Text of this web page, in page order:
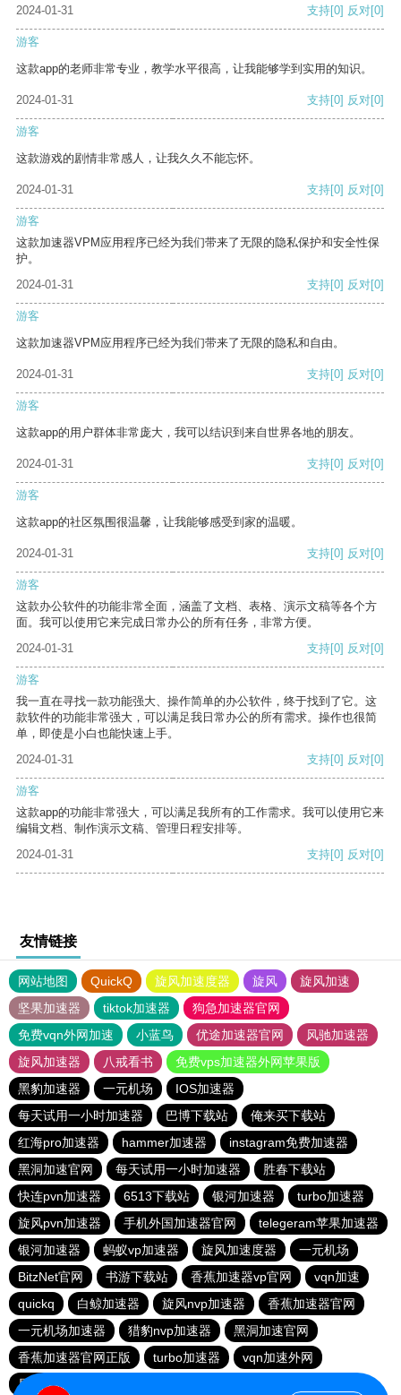
2024-01-31 支持[0] 反对[0]
游客
这款app的老师非常专业，教学水平很高，让我能够学到实用的知识。
2024-01-31 支持[0] 反对[0]
游客
这款游戏的剧情非常感人，让我久久不能忘怀。
2024-01-31 支持[0] 反对[0]
游客
这款加速器VPM应用程序已经为我们带来了无限的隐私保护和安全性保
护。
2024-01-31
支持[0] 反对[0]
游客
这款加速器VPM应用程序已经为我们带来了无限的隐私和自由。
2024-01-31 支持[0] 反对[0]
游客
这款app的用户群体非常庞大，我可以结识到来自世界各地的朋友。
2024-01-31 支持[0] 反对[0]
游客
这款app的社区氛围很温馨，让我能够感受到家的温暖。
2024-01-31 支持[0] 反对[0]
游客
这款办公软件的功能非常全面，涵盖了文档、表格、演示文稿等各个方
面。我可以使用它来完成日常办公的所有任务，非常方便。
2024-01-31
支持[0] 反对[0]
游客
我一直在寻找一款功能强大、操作简单的办公软件，终于找到了它。这
款软件的功能非常强大，可以满足我日常办公的所有需求。操作也很简
单，即使是小白也能快速上手。
2024-01-31
支持[0] 反对[0]
游客
这款app的功能非常强大，可以满足我所有的工作需求。我可以使用它来
编辑文档、制作演示文稿、管理日程安排等。
2024-01-31
支持[0] 反对[0]
友情链接
网站地图 QuickQ 旋风加速度器 旋风
旋风加速
坚果加速器
tiktok加速器
狗急加速器官网
免费vqn外网加速
小蓝鸟 优途加速器官网
风驰加速器
旋风加速器
八戒看书
免费vps加速器外网苹果版
黑豹加速器
一元机场
IOS加速器
每天试用一小时加速器
巴博下载站
俺来买下载站
红海pro加速器
hammer加速器
instagram免费加速器
黑洞加速官网
每天试用一小时加速器
胜春下载站
快连pvn加速器
6513下载站 银河加速器
turbo加速器
旋风pvn加速器
手机外国加速器官网
telegeram苹果加速器
银河加速器
蚂蚁vp加速器 旋风加速度器
一元机场
BitzNet官网
书游下载站 香蕉加速器vp官网
vqn加速
quickq
白鲸加速器 旋风nvp加速器
香蕉加速器官网
一元机场加速器
猎豹nvp加速器
黑洞加速官网
香蕉加速器官网正版
turbo加速器
vqn加速外网
星星加速器